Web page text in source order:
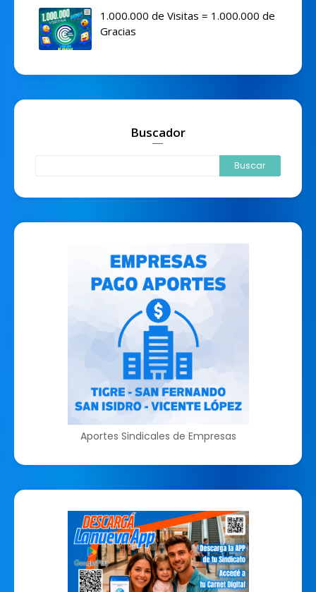
1.000.000 de Visitas = 1.000.000 de
Gracias
Buscador
Aportes Sindicales de Empresas